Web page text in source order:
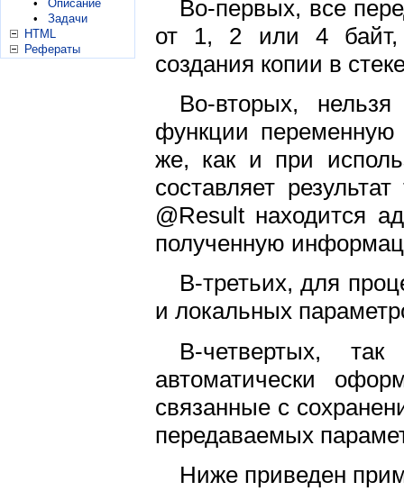
•
Описание
•
Задачи
HTML
Рефераты
Во-первых, все
от 1, 2 или 4 байт,
создания копии в
Во-вторых,
функции переменную
же, как и при
составляет
@Result находится
полученную
В-третьих, для
и локальных
В-четвертых,
автоматически
связанные с
передаваемых
Ниже приведен